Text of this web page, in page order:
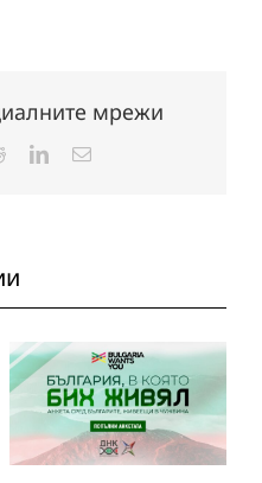
мрежи
RedditLinkedInЕлектронна